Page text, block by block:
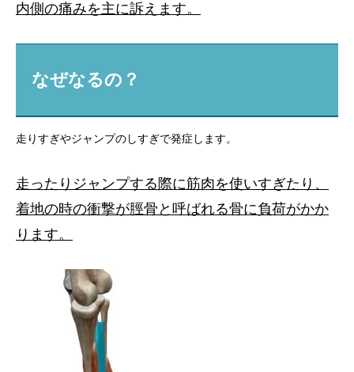
内側の痛みを主に訴えます。
なぜなるの？
走りすぎやジャンプのしすぎで発症します。
走ったりジャンプする際に筋肉を使いすぎたり、
着地の時の衝撃が脛骨と呼ばれる骨に負荷がかか
ります。